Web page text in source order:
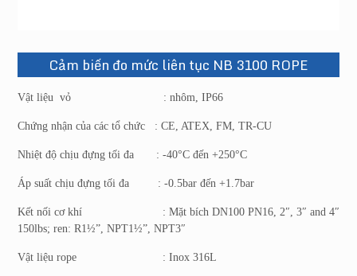
Cảm biến đo mức liên tục NB 3100 ROPE
Vật liệu vỏ : nhôm, IP66
Chứng nhận của các tổ chức : CE, ATEX, FM, TR-CU
Nhiệt độ chịu đựng tối đa : -40°C đến +250°C
Áp suất chịu đựng tối đa : -0.5bar đến +1.7bar
Kết nối cơ khí : Mặt bích DN100 PN16, 2″, 3″ and 4″
150lbs; ren: R1½”, NPT1½”, NPT3″
Vật liệu rope : Inox 316L